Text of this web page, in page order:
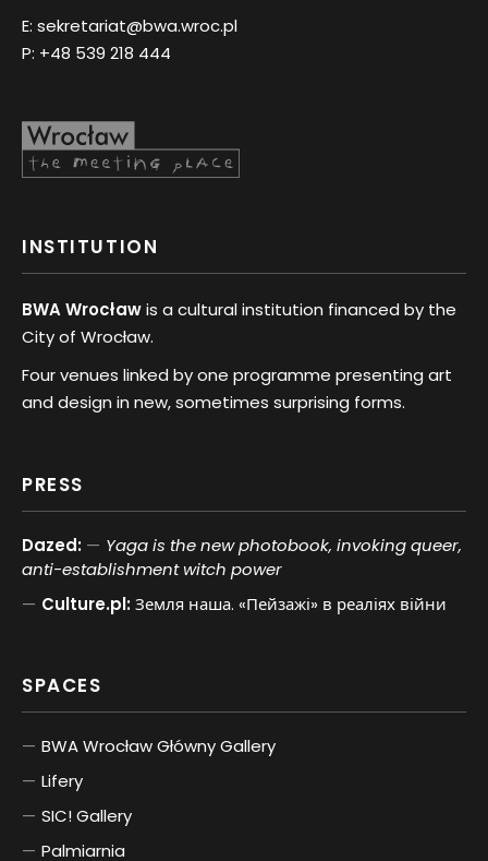
E: sekretariat@bwa.wroc.pl
P: +48 539 218 444
INSTITUTION
BWA Wrocławis a cultural institution financed by the
City of Wrocław.
Four venues linked by one programme presenting art
and design in new, sometimes surprising forms.
PRESS
Dazed:
Yaga is the new photobook, invoking queer,
anti-establishment witch power
Culture.pl:Земля наша. «Пейзажі» в реаліях війни
SPACES
BWA Wrocław Główny Gallery
Lifery
SIC! Gallery
Palmiarnia